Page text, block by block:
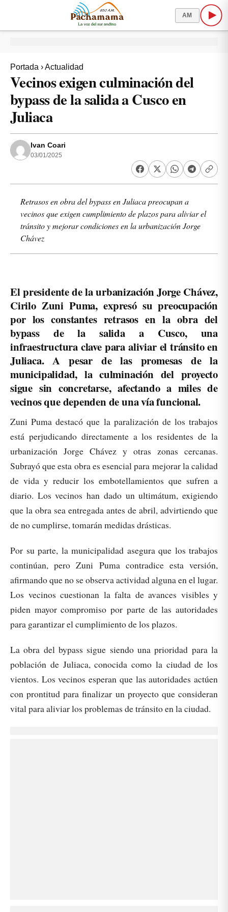
AM
Portada ›Actualidad
Vecinos exigen culminación del
bypass de la salida a Cusco en
Juliaca
Ivan Coari
03/01/2025
Retrasos en obra del bypass en Juliaca preocupan a
vecinos que exigen cumplimiento de plazos para aliviar el
tránsito y mejorar condiciones en la urbanización Jorge
Chávez
El presidente de la urbanización Jorge Chávez,
Cirilo Zuni Puma, expresó su preocupación
por los constantes retrasos en la obra del
bypass de la salida a Cusco, una
infraestructura clave para aliviar el tránsito en
Juliaca. A pesar de las promesas de la
municipalidad, la culminación del proyecto
sigue sin concretarse, afectando a miles de
vecinos que dependen de una vía funcional.
Zuni Puma destacó que la paralización de los trabajos
está perjudicando directamente a los residentes de la
urbanización Jorge Chávez y otras zonas cercanas.
Subrayó que esta obra es esencial para mejorar la calidad
de vida y reducir los embotellamientos que sufren a
diario. Los vecinos han dado un ultimátum, exigiendo
que la obra sea entregada antes de abril, advirtiendo que
de no cumplirse, tomarán medidas drásticas.
Por su parte, la municipalidad asegura que los trabajos
continúan, pero Zuni Puma contradice esta versión,
afirmando que no se observa actividad alguna en el lugar.
Los vecinos cuestionan la falta de avances visibles y
piden mayor compromiso por parte de las autoridades
para garantizar el cumplimiento de los plazos.
La obra del bypass sigue siendo una prioridad para la
población de Juliaca, conocida como la ciudad de los
vientos. Los vecinos esperan que las autoridades actúen
con prontitud para finalizar un proyecto que consideran
vital para aliviar los problemas de tránsito en la ciudad.